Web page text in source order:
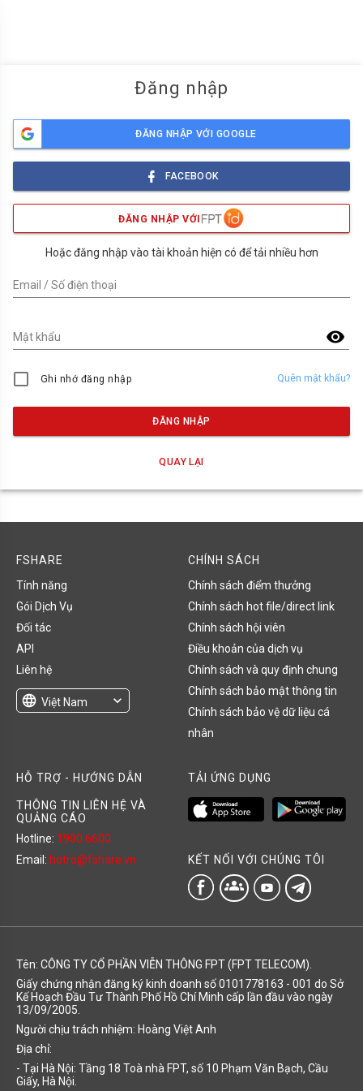
Đăng nhập
ĐĂNG NHẬP VỚI GOOGLE
FACEBOOK
ĐĂNG NHẬP VỚI
Hoặc đăng nhập vào tài khoản hiện có để tải nhiều hơn
Email / Số điện thoại
visibility
Mật khẩu
Ghi nhớ đăng nhập Quên mật khẩu?
ĐĂNG NHẬP
QUAY LẠI
FSHARE
Tính năng
Gói Dịch Vụ
Đối tác
API
Liên hệ
language Việt Nam
expand_more
CHÍNH SÁCH
Chính sách điểm thưởng
Chính sách hot file/direct link
Chính sách hội viên
Điều khoản của dịch vụ
Chính sách và quy định chung
Chính sách bảo mật thông tin
Chính sách bảo vệ dữ liệu cá
nhân
HỖ TRỢ - HƯỚNG DẪN
THÔNG TIN LIÊN HỆ VÀ
QUẢNG CÁO
Hotline: 1900 6600
Email: hotro@fshare.vn
TẢI ỨNG DỤNG
KẾT NỐI VỚI CHÚNG TÔI
groups
Tên: CÔNG TY CỔ PHẦN VIỄN THÔNG FPT (FPT TELECOM).
Giấy chứng nhận đăng ký kinh doanh số 0101778163 - 001 do Sở
Kế Hoạch Đầu Tư Thành Phố Hồ Chí Minh cấp lần đầu vào ngày
13/09/2005.
Người chịu trách nhiệm: Hoàng Việt Anh
Địa chỉ:
- Tại Hà Nội: Tầng 18 Toà nhà FPT, số 10 Phạm Văn Bạch, Cầu
Giấy, Hà Nội.